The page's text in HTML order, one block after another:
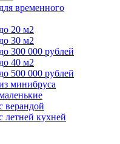
временного
20 м2
30 м2
300 000 рублей
40 м2
500 000 рублей
минибруса
верандой
летней кухней